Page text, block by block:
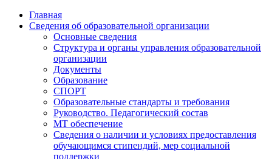
Перейти
содержимому
Главная
Сведения об образовательной организации
Основные сведения
Структура и органы управления образовательной
организации
Документы
Образование
СПОРТ
Образовательные стандарты и требования
Руководство. Педагогический состав
МТ обеспечение
Сведения о наличии и условиях предоставления
обучающимся стипендий, мер социальной
поддержки